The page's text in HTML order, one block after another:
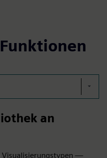
an
Visualisierungstypen —